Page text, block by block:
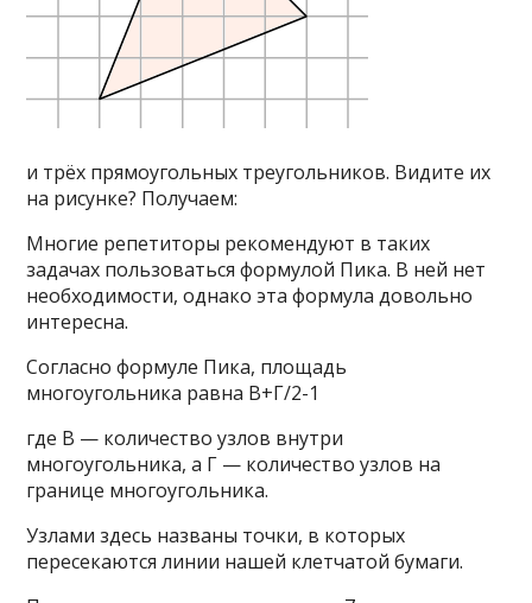
и трёх прямоугольных треугольников. Видите их
на рисунке? Получаем:
Многие репетиторы рекомендуют в таких
задачах пользоваться формулой Пика. В ней нет
необходимости, однако эта формула довольно
интересна.
Согласно формуле Пика, площадь
многоугольника равна В+Г/2-1
где В — количество узлов внутри
многоугольника, а Г — количество узлов на
границе многоугольника.
Узлами здесь названы точки, в которых
пересекаются линии нашей клетчатой бумаги.